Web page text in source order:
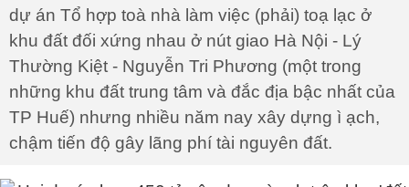
dự án Tổ hợp toà nhà làm việc (phải) toạ lạc ở
khu đất đối xứng nhau ở nút giao Hà Nội - Lý
Thường Kiệt - Nguyễn Tri Phương (một trong
những khu đất trung tâm và đắc địa bậc nhất của
TP Huế) nhưng nhiều năm nay xây dựng ì ạch,
chậm tiến độ gây lãng phí tài nguyên đất.